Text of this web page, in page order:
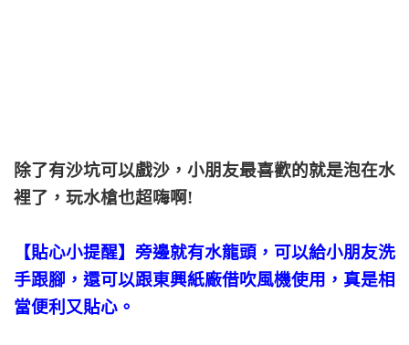
除了有沙坑可以戲沙，小朋友最喜歡的就是泡在水
裡了，玩水槍也超嗨啊!
【貼心小提醒】旁邊就有水龍頭，可以給小朋友洗
手跟腳，還可以跟東興紙廠借吹風機使用，真是相
當便利又貼心。